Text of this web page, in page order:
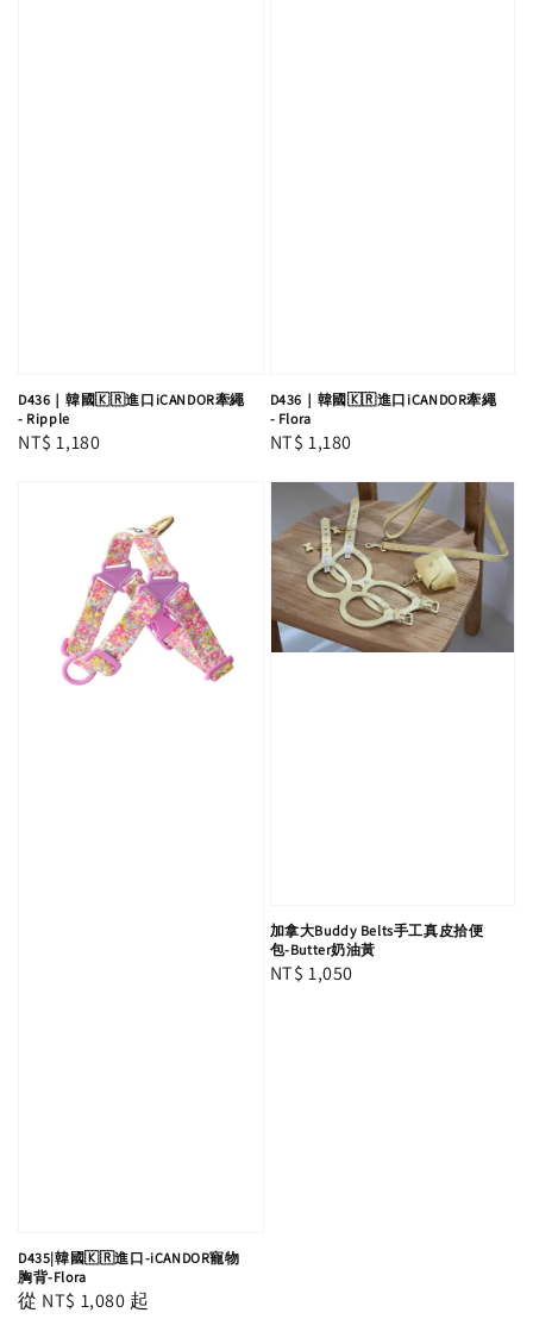
D436｜韓國🇰🇷進口iCANDOR牽繩
- Ripple
Regular
NT$ 1,180
D436｜韓國🇰🇷進口iCANDOR牽繩
- Flora
Regular
NT$ 1,180
D435|韓國🇰🇷進口-iCANDOR寵物
胸背-Flora
Regular
從 NT$ 1,080 起
加拿大Buddy Belts手工真皮拾便
包-Butter奶油黃
Regular
NT$ 1,050